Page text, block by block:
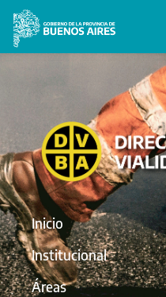
Inicio
Institucional
Áreas